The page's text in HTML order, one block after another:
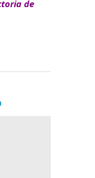
de